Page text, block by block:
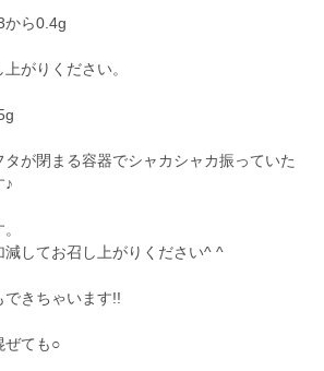
から0.4g
がりください。
が閉まる容器でシャカシャカ振っていた
♪
減してお召し上がりください^ ^
きちゃいます!!
ぜても○